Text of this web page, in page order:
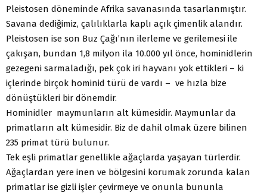
Pleistosen döneminde Afrika savanasında tasarlanmıştır.
Savana dediğimiz, çalılıklarla kaplı açık çimenlik alandır.
Pleistosen ise son Buz Çağı’nın ilerleme ve gerilemesi ile
çakışan, bundan 1,8 milyon ila 10.000 yıl önce, hominidlerin
gezegeni sarmaladığı, pek çok iri hayvanı yok ettikleri – ki
içlerinde birçok hominid türü de vardı – ve hızla bize
dönüştükleri bir dönemdir.
Hominidler maymunların alt kümesidir. Maymunlar da
primatların alt kümesidir. Biz de dahil olmak üzere bilinen
235 primat türü bulunur.
Tek eşli primatlar genellikle ağaçlarda yaşayan türlerdir.
Ağaçlardan yere inen ve bölgesini korumak zorunda kalan
primatlar ise gizli işler çevirmeye ve onunla bununla